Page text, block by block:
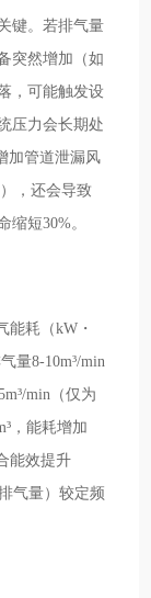
键。若排气量
突然增加（如
，可能触发设
压力会长期处
加管道泄漏风
，还会导致
短30%。
能耗（kW・
量8-10m³/min
min（仅为
，能耗增加
能效提升
气量）较定频